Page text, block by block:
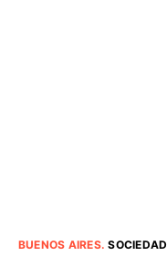
BUENOS AIRES.SOCIEDAD